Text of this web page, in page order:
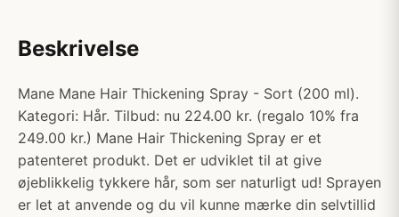
Beskrivelse
Mane Mane Hair Thickening Spray - Sort (200 ml).
Kategori: Hår. Tilbud: nu 224.00 kr. (regalo 10% fra
249.00 kr.) Mane Hair Thickening Spray er et
patenteret produkt. Det er udviklet til at give
øjeblikkelig tykkere hår, som ser naturligt ud! Sprayen
er let at anvende og du vil kunne mærke din selvtillid